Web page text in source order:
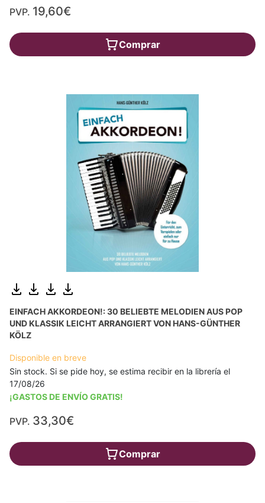
PVP. 19,60€
Comprar
EINFACH AKKORDEON!: 30 BELIEBTE MELODIEN AUS POP
UND KLASSIK LEICHT ARRANGIERT VON HANS-GÜNTHER
KÖLZ
Disponible en breve
Sin stock. Si se pide hoy, se estima recibir en la librería el
17/08/26
¡GASTOS DE ENVÍO GRATIS!
PVP. 33,30€
Comprar